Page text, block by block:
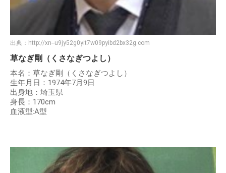
出典： http://xn--u9jy52g0yit7w09pyibd2bx32g.com
草なぎ剛（くさなぎつよし）
本名：草なぎ剛（くさなぎつよし）
生年月日：1974年7月9日
出身地：埼玉県
身長：170cm
血液型:A型